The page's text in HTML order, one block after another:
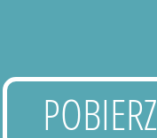
POBIERZ